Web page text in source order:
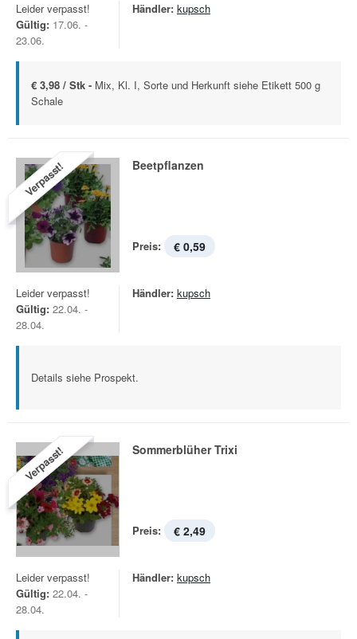
Leider verpasst!
Gültig: 17.06. -
23.06.
Händler: kupsch
€ 3,98 / Stk - Mix, Kl. I, Sorte und Herkunft siehe Etikett 500 g
Schale
Verpasst! Beetpflanzen
Preis: € 0,59
Leider verpasst!
Gültig: 22.04. -
28.04.
Händler: kupsch
Details siehe Prospekt.
Verpasst! Sommerblüher Trixi
Preis: € 2,49
Leider verpasst!
Gültig: 22.04. -
28.04.
Händler: kupsch